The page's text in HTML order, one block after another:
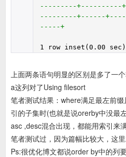
---------+----------
---------+------
-----+
1 row inset(0.00 sec)
上面两条语句明显的区别是多了一
a这列对了Using filesort
笔者测试结果：where满足最左前
引的子集时(也就是说orerby中没最
asc ,desc混合出现，都能用索引来
笔者测试过，因为篇幅比较大，这里
Ps:很优化博文都说order by中的列